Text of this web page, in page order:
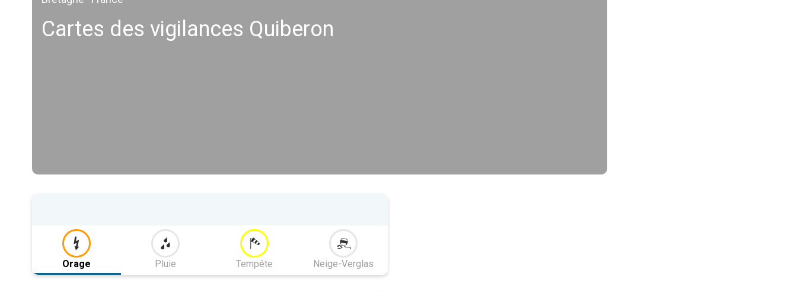
Cartes des vigilances Quiberon
Orage Pluie Tempête Neige-Verglas